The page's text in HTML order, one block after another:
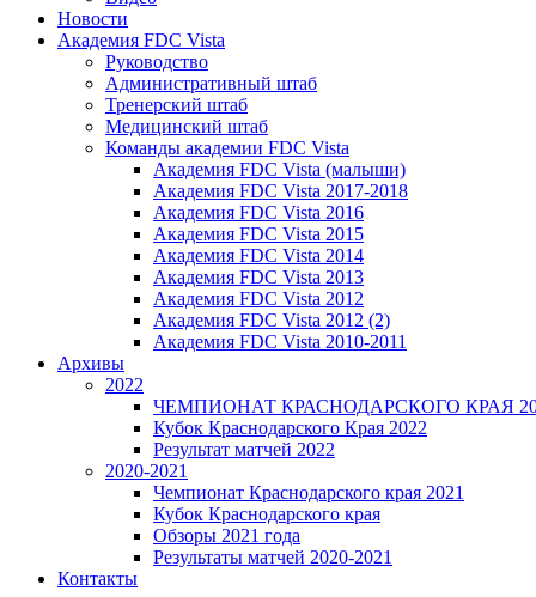
Новости
Академия FDC Vista
Руководство
Административный штаб
Тренерский штаб
Медицинский штаб
Команды академии FDC Vista
Академия FDC Vista (малыши)
Академия FDC Vista 2017-2018
Академия FDC Vista 2016
Академия FDC Vista 2015
Академия FDC Vista 2014
Академия FDC Vista 2013
Академия FDC Vista 2012
Академия FDC Vista 2012 (2)
Академия FDC Vista 2010-2011
Архивы
2022
ЧЕМПИОНАТ КРАСНОДАРСКОГО КРАЯ
Кубок Краснодарского Края 2022
Результат матчей 2022
2020-2021
Чемпионат Краснодарского края 2021
Кубок Краснодарского края
Обзоры 2021 года
Результаты матчей 2020-2021
Контакты